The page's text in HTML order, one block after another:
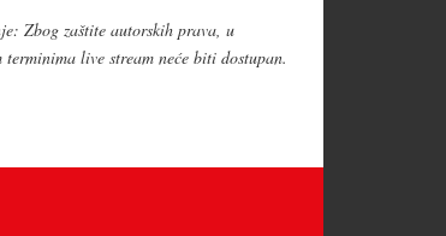
Zbog zaštite autorskih prava, u
terminima live stream neće biti dostupan.